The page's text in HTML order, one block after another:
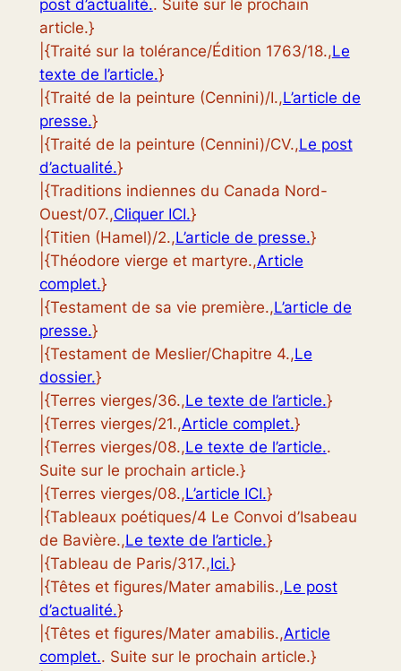
post d’actualité.. Suite sur le prochain
article.}
|{Traité sur la tolérance/Édition 1763/18.,Le
texte de l’article.}
|{Traité de la peinture (Cennini)/I.,L’article de
presse.}
|{Traité de la peinture (Cennini)/CV.,Le post
d’actualité.}
|{Traditions indiennes du Canada Nord-
Ouest/07.,Cliquer ICI.}
|{Titien (Hamel)/2.,L’article de presse.}
|{Théodore vierge et martyre.,Article
complet.}
|{Testament de sa vie première.,L’article de
presse.}
|{Testament de Meslier/Chapitre 4.,Le
dossier.}
|{Terres vierges/36.,Le texte de l’article.}
|{Terres vierges/21.,Article complet.}
|{Terres vierges/08.,Le texte de l’article..
Suite sur le prochain article.}
|{Terres vierges/08.,L’article ICI.}
|{Tableaux poétiques/4 Le Convoi d’Isabeau
de Bavière.,Le texte de l’article.}
|{Tableau de Paris/317.,Ici.}
|{Têtes et figures/Mater amabilis.,Le post
d’actualité.}
|{Têtes et figures/Mater amabilis.,Article
complet.. Suite sur le prochain article.}